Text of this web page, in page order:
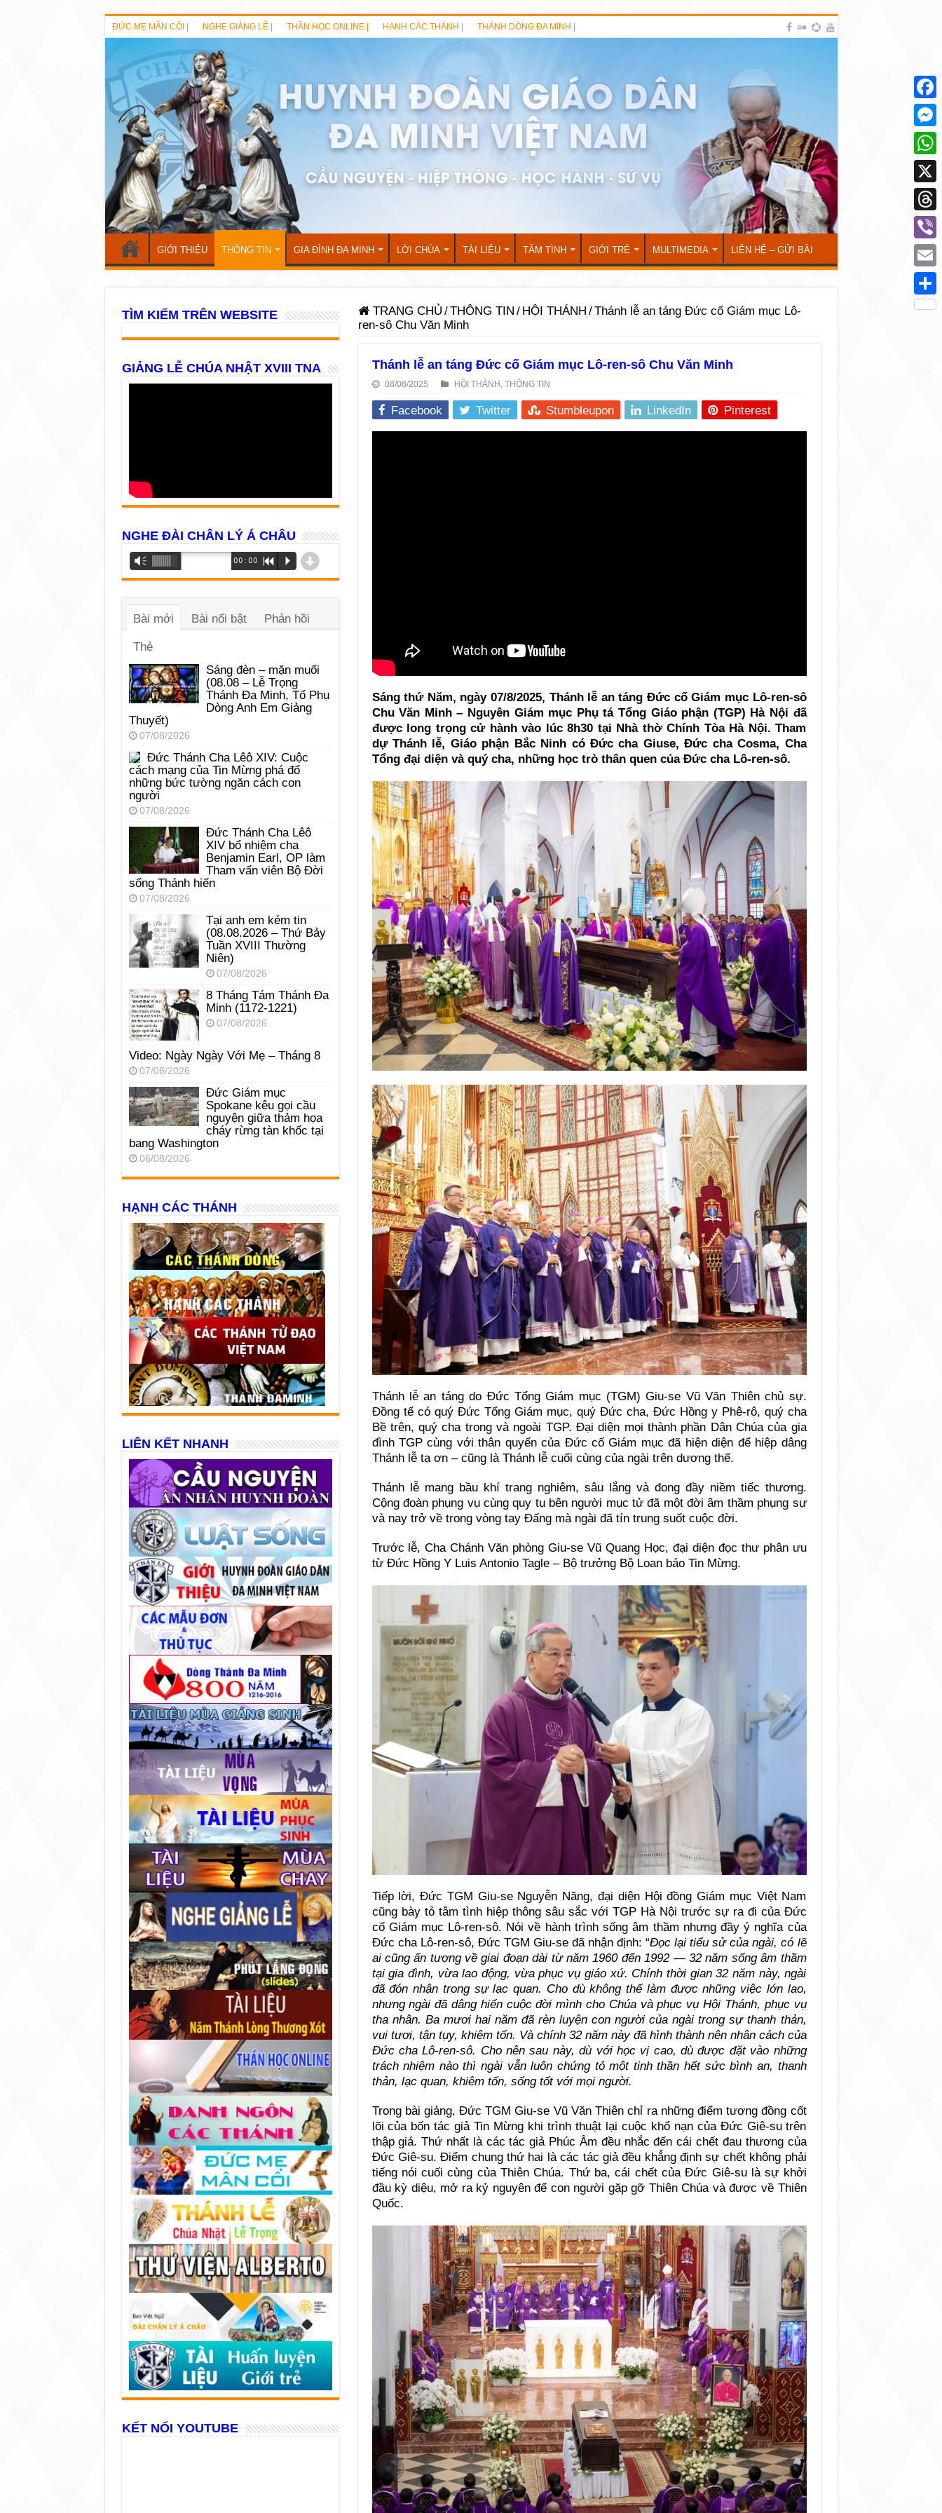
ĐỨC MẸ MÂN CÔI | NGHE GIẢNG LỄ | THẦN HỌC ONLINE | HẠNH CÁC THÁNH | THÁNH DÒNG ĐA MINH |
GIỚI THIỆU THÔNG TIN GIA ĐÌNH ĐA MINH LỜI CHÚA TÀI LIỆU TÂM TÌNH GIỚI TRẺ MULTIMEDIA LIÊN HỆ – GỬI BÀI
TRANG CHỦ /THÔNG TIN / HỘI THÁNH /Thánh lễ an táng Đức cố Giám mục Lô-
ren-sô Chu Văn Minh
Thánh lễ an táng Đức cố Giám mục Lô-ren-sô Chu Văn Minh
08/08/2025 HỘI THÁNH , THÔNG TIN
Facebook Twitter Stumbleupon LinkedIn Pinterest
Sáng thứ Năm, ngày 07/8/2025, Thánh lễ an táng Đức cố Giám mục Lô-ren-sô
Chu Văn Minh – Nguyên Giám mục Phụ tá Tổng Giáo phận (TGP) Hà Nội đã
được long trọng cử hành vào lúc 8h30 tại Nhà thờ Chính Tòa Hà Nội. Tham
dự Thánh lễ, Giáo phận Bắc Ninh có Đức cha Giuse, Đức cha Cosma, Cha
Tổng đại diện và quý cha, những học trò thân quen của Đức cha Lô-ren-sô.
Thánh lễ an táng do Đức Tổng Giám mục (TGM) Giu-se Vũ Văn Thiên chủ sự.
Đồng tế có quý Đức Tổng Giám mục, quý Đức cha, Đức Hồng y Phê-rô, quý cha
Bề trên, quý cha trong và ngoài TGP. Đại diện mọi thành phần Dân Chúa của gia
đình TGP cùng với thân quyến của Đức cố Giám mục đã hiện diện để hiệp dâng
Thánh lễ tạ ơn – cũng là Thánh lễ cuối cùng của ngài trên dương thế.
Thánh lễ mang bầu khí trang nghiêm, sâu lắng và đong đầy niềm tiếc thương.
Cộng đoàn phụng vụ cùng quy tụ bên người mục tử đã một đời âm thầm phụng sự
và nay trở về trong vòng tay Đấng mà ngài đã tín trung suốt cuộc đời.
Trước lễ, Cha Chánh Văn phòng Giu-se Vũ Quang Học, đại diện đọc thư phân ưu
từ Đức Hồng Y Luis Antonio Tagle – Bộ trưởng Bộ Loan báo Tin Mừng.
Tiếp lời, Đức TGM Giu-se Nguyễn Năng, đại diện Hội đồng Giám mục Việt Nam
cũng bày tỏ tâm tình hiệp thông sâu sắc với TGP Hà Nội trước sự ra đi của Đức
cố Giám mục Lô-ren-sô. Nói về hành trình sống âm thầm nhưng đầy ý nghĩa của
Đức cha Lô-ren-sô, Đức TGM Giu-se đã nhận định: “Đọc lại tiểu sử của ngài, có lẽ
ai cũng ấn tượng về giai đoạn dài từ năm 1960 đến 1992 — 32 năm sống âm thầm
tại gia đình, vừa lao động, vừa phục vụ giáo xứ. Chính thời gian 32 năm này, ngài
đã đón nhận trong sự lạc quan. Cho dù không thể làm được những việc lớn lao,
nhưng ngài đã dâng hiến cuộc đời mình cho Chúa và phục vụ Hội Thánh, phục vụ
tha nhân. Ba mươi hai năm đã rèn luyện con người của ngài trong sự thanh thản,
vui tươi, tận tụy, khiêm tốn. Và chính 32 năm này đã hình thành nên nhân cách của
Đức cha Lô-ren-sô. Cho nên sau này, dù với học vị cao, dù được đặt vào những
trách nhiệm nào thì ngài vẫn luôn chứng tỏ một tinh thần hết sức bình an, thanh
thản, lạc quan, khiêm tốn, sống tốt với mọi người.
Trong bài giảng, Đức TGM Giu-se Vũ Văn Thiên chỉ ra những điểm tương đồng cốt
lõi của bốn tác giả Tin Mừng khi trình thuật lại cuộc khổ nạn của Đức Giê-su trên
thập giá. Thứ nhất là các tác giả Phúc Âm đều nhắc đến cái chết đau thương của
Đức Giê-su. Điểm chung thứ hai là các tác giả đều khẳng định sự chết không phải
tiếng nói cuối cùng của Thiên Chúa. Thứ ba, cái chết của Đức Giê-su là sự khởi
đầu kỳ diệu, mở ra kỷ nguyên để con người gặp gỡ Thiên Chúa và được về Thiên
Quốc.
TÌM KIẾM TRÊN WEBSITE
GIẢNG LỄ CHÚA NHẬT XVIII TNA
NGHE ĐÀI CHÂN LÝ Á CHÂU
Trình
phát
âm
Vm 00:00 R P d
Bài mới Bài nổi bật Phản hồi
Thẻ
Sáng đèn – mặn muối
(08.08 – Lễ Trọng
Thánh Đa Minh, Tổ Phụ
Dòng Anh Em Giảng
Thuyết)
07/08/2026
Đức Thánh Cha Lêô XIV: Cuộc
cách mạng của Tin Mừng phá đổ
những bức tường ngăn cách con
người
07/08/2026
Đức Thánh Cha Lêô
XIV bổ nhiệm cha
Benjamin Earl, OP làm
Tham vấn viên Bộ Đời
sống Thánh hiến
07/08/2026
Tại anh em kém tin
(08.08.2026 – Thứ Bảy
Tuần XVIII Thường
Niên)
07/08/2026
8 Tháng Tám Thánh Ða
Minh (1172-1221)
07/08/2026
Video: Ngày Ngày Với Mẹ – Tháng 8
07/08/2026
Đức Giám mục
Spokane kêu gọi cầu
nguyện giữa thảm họa
cháy rừng tàn khốc tại
bang Washington
06/08/2026
HẠNH CÁC THÁNH
LIÊN KẾT NHANH
KẾT NỐI YOUTUBE
X
Viber